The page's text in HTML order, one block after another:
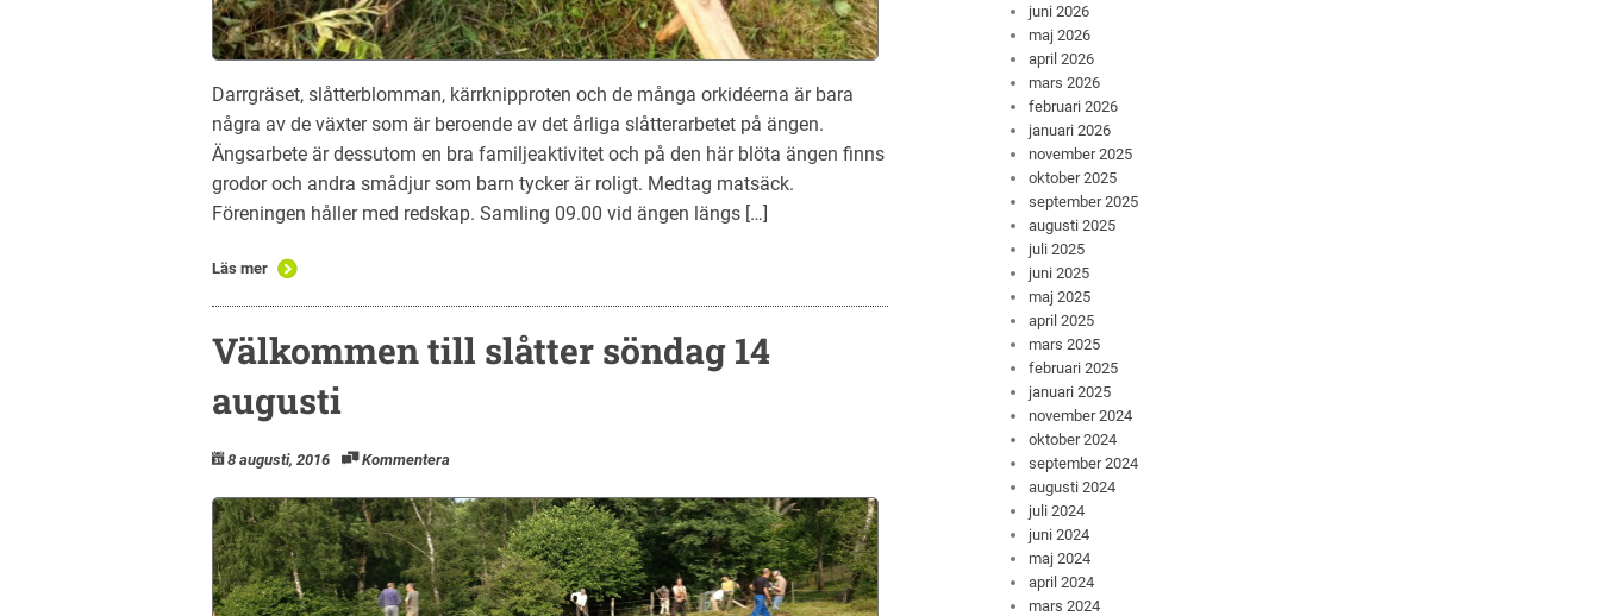
Darrgräset, slåtterblomman, kärrknipproten och de många orkidéerna är bara
några av de växter som är beroende av det årliga slåtterarbetet på ängen.
Ängsarbete är dessutom en bra familjeaktivitet och på den här blöta ängen finns
grodor och andra smådjur som barn tycker är roligt. Medtag matsäck.
Föreningen håller med redskap. Samling 09.00 vid ängen längs […]
Läs mer
Välkommen till slåtter söndag 14
augusti
8 augusti, 2016 Kommentera
juni 2026
maj 2026
april 2026
mars 2026
februari 2026
januari 2026
november 2025
oktober 2025
september 2025
augusti 2025
juli 2025
juni 2025
maj 2025
april 2025
mars 2025
februari 2025
januari 2025
november 2024
oktober 2024
september 2024
augusti 2024
juli 2024
juni 2024
maj 2024
april 2024
mars 2024